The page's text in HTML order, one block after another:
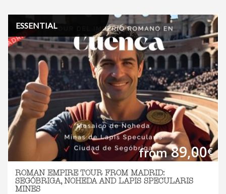
from89,00€
ESSENTIAL
ROMAN EMPIRE TOUR FROM MADRID:
SEGÓBRIGA, NOHEDA AND LAPIS SPECULARIS
MINES